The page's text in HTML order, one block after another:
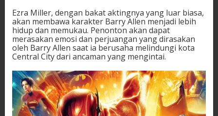
Ezra Miller, dengan bakat aktingnya yang luar biasa,
akan membawa karakter Barry Allen menjadi lebih
hidup dan memukau. Penonton akan dapat
merasakan emosi dan perjuangan yang dirasakan
oleh Barry Allen saat ia berusaha melindungi kota
Central City dari ancaman yang mengintai.